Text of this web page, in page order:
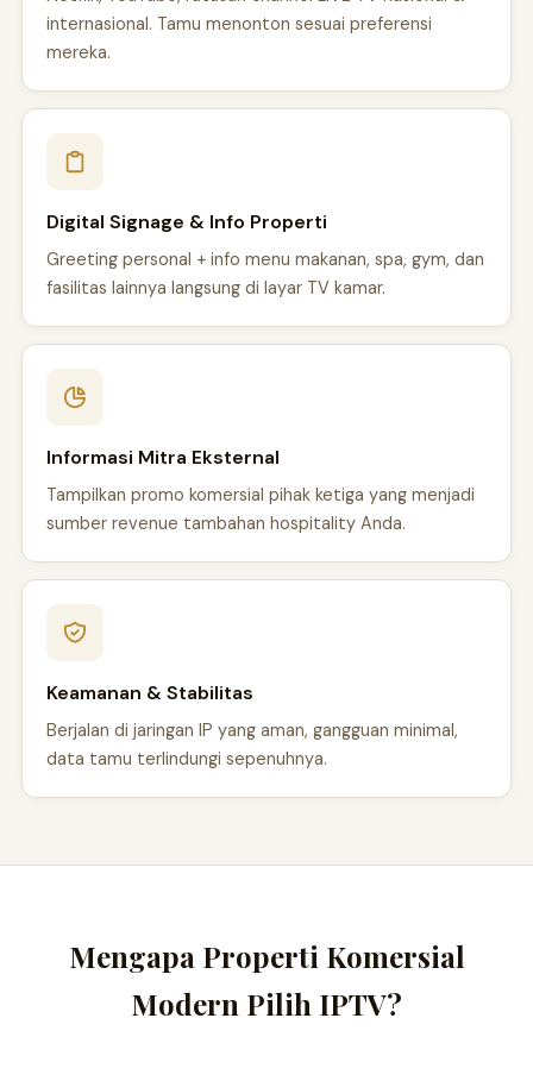
internasional. Tamu menonton sesuai preferensi
mereka.
Digital Signage & Info Properti
Greeting personal + info menu makanan, spa, gym, dan
fasilitas lainnya langsung di layar TV kamar.
Informasi Mitra Eksternal
Tampilkan promo komersial pihak ketiga yang menjadi
sumber revenue tambahan hospitality Anda.
Keamanan & Stabilitas
Berjalan di jaringan IP yang aman, gangguan minimal,
data tamu terlindungi sepenuhnya.
Mengapa Properti Komersial
Modern Pilih IPTV?